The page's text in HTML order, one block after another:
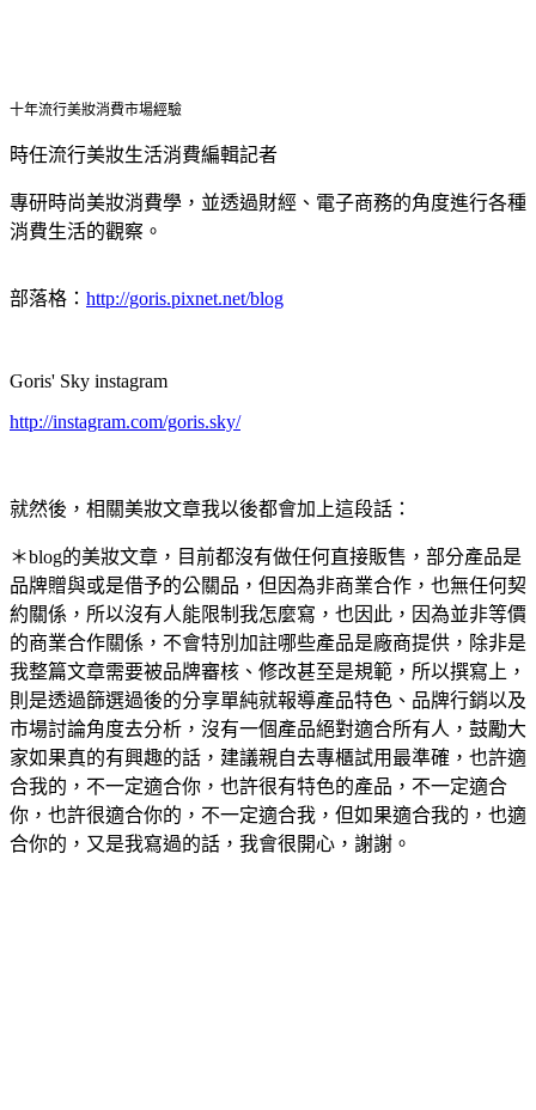
十年流行美妝消費市場經驗
時任流行美妝生活消費編輯記者
專研時尚美妝消費學，並透過財經、電子商務的角度進行各種
消費生活的觀察。
部落格： http://goris.pixnet.net/blog
Goris' Sky instagram
http://instagram.com/goris.sky/
就然後，相關美妝文章我以後都會加上這段話：
＊blog的美妝文章，目前都沒有做任何直接販售，部分產品是
品牌贈與或是借予的公關品，但因為非商業合作，也無任何契
約關係，所以沒有人能限制我怎麼寫，也因此，因為並非等價
的商業合作關係，不會特別加註哪些產品是廠商提供，除非是
我整篇文章需要被品牌審核、修改甚至是規範，所以撰寫上，
則是透過篩選過後的分享單純就報導產品特色、品牌行銷以及
市場討論角度去分析，沒有一個產品絕對適合所有人，鼓勵大
家如果真的有興趣的話，建議親自去專櫃試用最準確，也許適
合我的，不一定適合你，也許很有特色的產品，不一定適合
你，也許很適合你的，不一定適合我，但如果適合我的，也適
合你的，又是我寫過的話，我會很開心，謝謝。